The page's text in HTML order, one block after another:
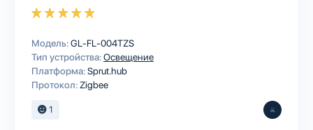
Модель:GL-FL-004TZS
Тип устройства:Освещение
Платформа:Sprut.hub
Протокол: Zigbee
1